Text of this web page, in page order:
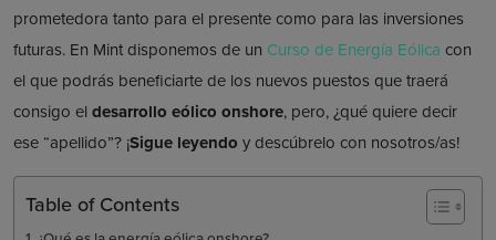
prometedora tanto para el presente como para las inversiones
futuras. En Mint disponemos de un Curso de Energía Eólica con
el que podrás beneficiarte de los nuevos puestos que traerá
consigo eldesarrollo eólico onshore, pero, ¿qué quiere decir
ese “apellido”? ¡Sigue leyendo y descúbrelo con nosotros/as!
Table of Contents